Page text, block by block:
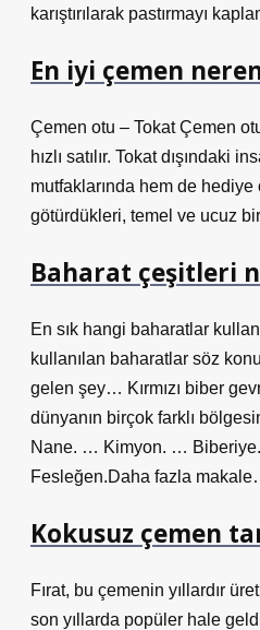
karıştırılarak pastırmayı
En iyi çemen
Çemen otu – Tokat Çemen
hızlı satılır. Tokat dışındaki
mutfaklarında hem de
götürdükleri, temel ve ucuz
Baharat çeşitleri
En sık hangi baharatlar
kullanılan baharatlar söz
gelen şey… Kırmızı biber
dünyanın birçok farklı
Nane. … Kimyon. …
Fesleğen.Daha fazla
Kokusuz çemen
Fırat, bu çemenin yıllardır
son yıllarda popüler hale